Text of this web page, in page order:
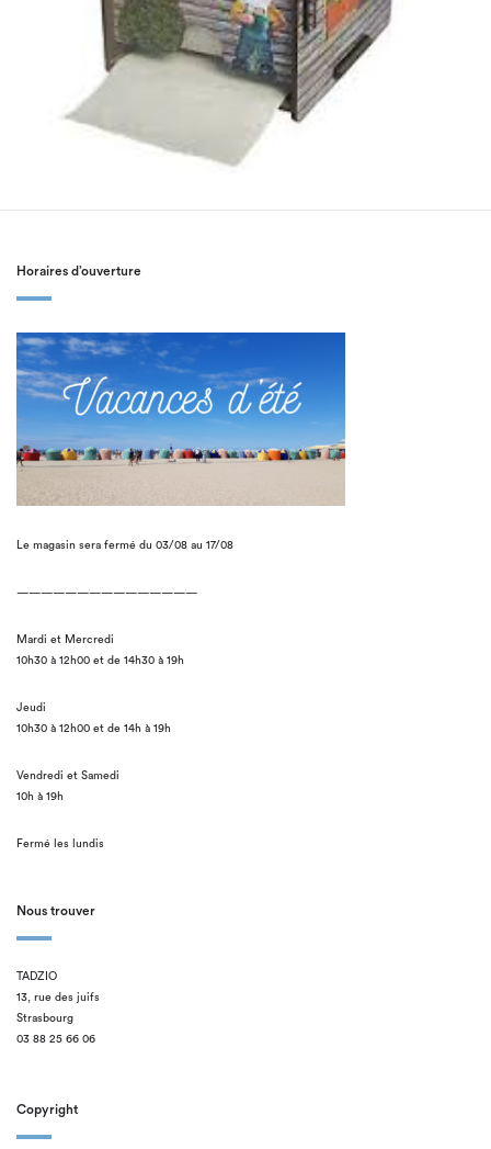
Horaires d’ouverture
Le magasin sera fermé du 03/08 au 17/08
———————————————
Mardi et Mercredi
10h30 à 12h00 et de 14h30 à 19h
Jeudi
10h30 à 12h00 et de 14h à 19h
Vendredi et Samedi
10h à 19h
Fermé les lundis
Nous trouver
TADZIO
13, rue des juifs
Strasbourg
03 88 25 66 06
Copyright